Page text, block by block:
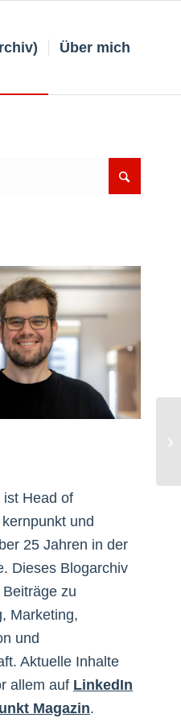
Über mich
ist Head of
und
25 Jahren in der
Dieses Blogarchiv
zu
Marketing,
und
Aktuelle Inhalte
allem auf LinkedIn
Magazin.